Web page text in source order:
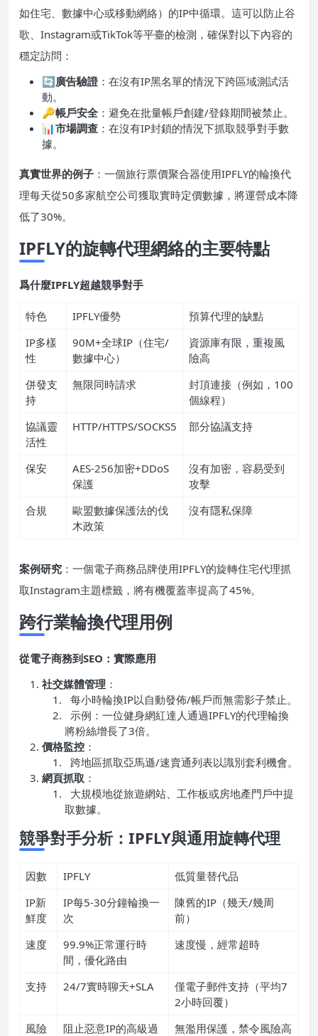
如住宅、數據中心或移動網絡）的IP中循環。這可以防止谷
歌、Instagram或TikTok等平臺的檢測，確保對以下內容的
穩定訪問：
🔄 廣告驗證 ：在沒有IP黑名單的情況下跨區域測試活
動。
🔑帳戶安全 ：避免在批量帳戶創建/登錄期間被禁止。
📊市場調查 ：在沒有IP封鎖的情況下抓取競爭對手數
據。
真實世界的例子 ：一個旅行票價聚合器使用IPFLY的輪換代
理每天從50多家航空公司獲取實時定價數據，將運營成本降
低了30%。
IPFLY的旋轉代理網絡的主要特點
爲什麼IPFLY超越競爭對手
特色 IPFLY優勢
預算代理的缺點
IP多樣
性
90M+全球IP（住宅/
數據中心）
資源庫有限，重複風
險高
併發支
持
無限同時請求
封頂連接（例如，100
個線程）
協議靈
活性
HTTP/HTTPS/SOCKS5 部分協議支持
保安
AES-256加密+DDoS
保護
沒有加密，容易受到
攻擊
合規
歐盟數據保護法的伐
木政策
沒有隱私保障
案例研究 ：一個電子商務品牌使用IPFLY的旋轉住宅代理抓
取Instagram主題標籤，將有機覆蓋率提高了45%。
跨行業輪換代理用例
從電子商務到SEO ：實際應用
社交媒體管理 ：
每小時輪換IP以自動發佈/帳戶而無需影子禁止。
示例：一位健身網紅達人通過IPFLY的代理輪換
將粉絲增長了3倍。
價格監控 ：
跨地區抓取亞馬遜/速賣通列表以識別套利機會。
網頁抓取 ：
大規模地從旅遊網站、工作板或房地產門戶中提
取數據。
競爭對手分析：IPFLY與通用旋轉代理
因數 IPFLY
低質量替代品
IP新
鮮度
IP每5-30分鐘輪換一
次
陳舊的IP（幾天/幾周
前）
速度
99.9%正常運行時
間，優化路由
速度慢，經常超時
支持 24/7實時聊天+SLA
僅電子郵件支持（平均7
2小時回覆）
風險
阻止惡意IP的高級過 無濫用保護，禁令風險高